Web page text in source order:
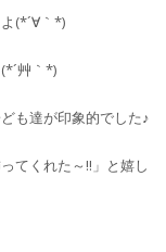
(*´∀｀*)
艸｀*)
も達が印象的でした♪
てくれた～!!」と嬉し